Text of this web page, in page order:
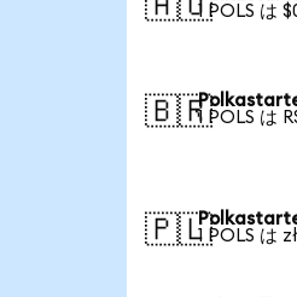
1 POLS は
🇧🇷1 POLS は
🇵🇱1 POLS は